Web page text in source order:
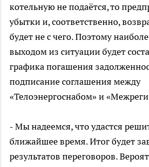
котельную не подаётся, то
убытки и, соответственно,
будет не с чего. Поэтому
выходом из ситуации будет
графика погашения
подписание соглашения между
«Телоэнергоснабом» и
- Мы надеемся, что удастся
ближайшее время. Итог будет
результатов переговоров.